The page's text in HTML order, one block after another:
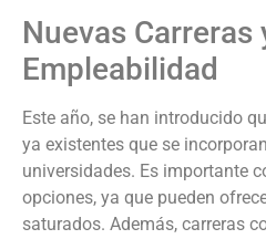
Nuevas Carreras
Empleabilidad
Este año, se han introducido
ya existentes que se
universidades. Es importante
opciones, ya que pueden
saturados. Además, carreras